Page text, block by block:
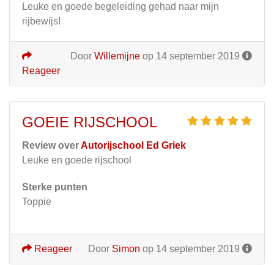
Leuke en goede begeleiding gehad naar mijn
rijbewijs!
Door Willemijne op 14 september 2019
Reageer
GOEIE RIJSCHOOL
Review overAutorijschool Ed Griek
Leuke en goede rijschool
Sterke punten
Toppie
Door Simon op 14 september 2019
Reageer